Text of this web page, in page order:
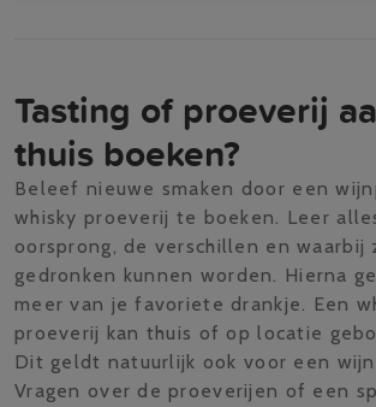
Tasting of proeverij
thuis boeken?
Beleef nieuwe smaken door een
whisky proeverij te boeken. Leer
oorsprong, de verschillen en waarbij
gedronken kunnen worden. Hierna
meer van je favoriete drankje. Een
proeverij kan thuis of op locatie
Dit geldt natuurlijk ook voor een
Vragen over de proeverijen of een